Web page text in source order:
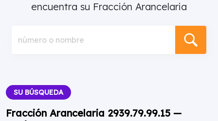
encuentra su Fracción Arancelaria
número o nombre
SU BÚSQUEDA
Fracción Arancelaria 2939.79.99.15 —